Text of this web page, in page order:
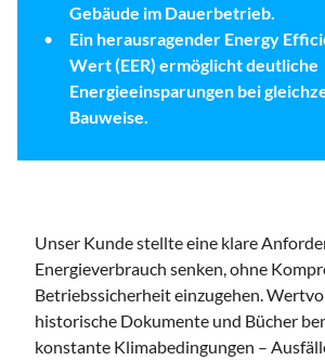
Gebäude im Dauerbetrieb.
Ein herausragender Energy
Wert (EER) ermöglicht deutliche
Energieeinsparungen bei
Bauweise.
Unser Kunde stellte eine klare
Energieverbrauch senken, ohne
Betriebssicherheit einzugehen.
historische Dokumente und Bücher
konstante Klimabedingungen –